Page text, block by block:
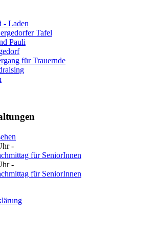
- Laden
Tafel
Pauli
für Trauernde
-
für SeniorInnen
-
für SeniorInnen